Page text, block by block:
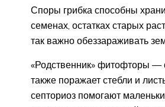
Споры грибка способны
семенах, остатках старых
так важно обеззараживать
«Родственник» фитофторы —
также поражает стебли и
септориоз помогают